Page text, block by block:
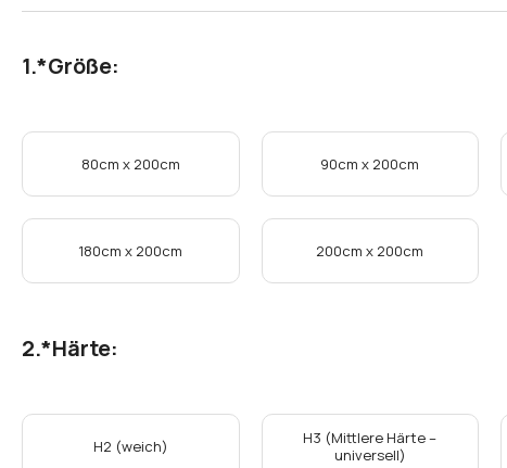
*Größe:
80cm x 200cm 90cm x 200cm
180cm x 200cm 200cm x 200cm
*Härte:
H2 (weich)
H3 (Mittlere Härte –
universell)